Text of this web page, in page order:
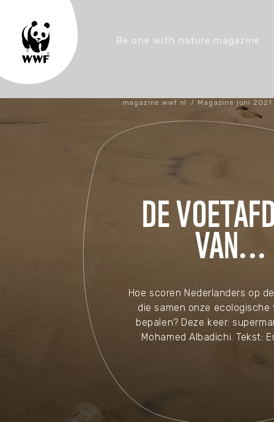
Be one with nature magazine
magazine.wwf.nl / Magazine juni 2021
DE
VAN...
Hoe scoren Nederlanders op
die samen onze
bepalen? Deze keer:
Mohamed Albadichi. Tekst: